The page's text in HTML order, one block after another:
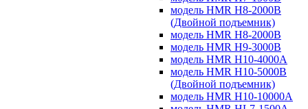
модель HMR H8-2000B
(Двойной подъемник)
модель HMR H8-2000B
модель HMR H9-3000B
модель HMR H10-4000A
модель HMR H10-5000B
(Двойной подъемник)
модель HMR H10-10000A